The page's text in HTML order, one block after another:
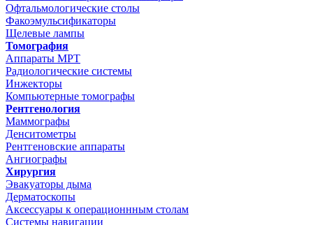
Офтальмологические столы
Факоэмульсификаторы
Щелевые лампы
Томография
Аппараты МРТ
Радиологические системы
Инжекторы
Компьютерные томографы
Рентгенология
Маммографы
Денситометры
Рентгеновские аппараты
Ангиографы
Хирургия
Эвакуаторы дыма
Дерматоскопы
Аксессуары к операционнным столам
Системы навигации